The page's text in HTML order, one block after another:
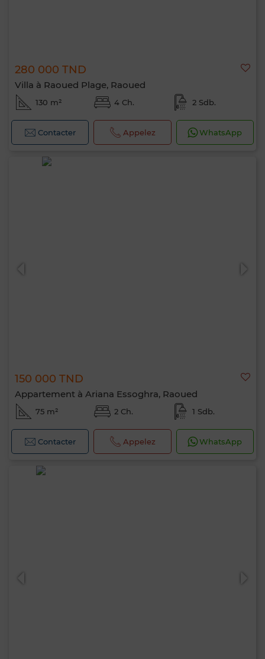
280 000 TND
Villa à Raoued Plage, Raoued
130 m² 4 Ch. 2 Sdb.
Contacter Appelez WhatsApp
150 000 TND
Appartement à Ariana Essoghra, Raoued
75 m² 2 Ch. 1 Sdb.
Contacter Appelez WhatsApp